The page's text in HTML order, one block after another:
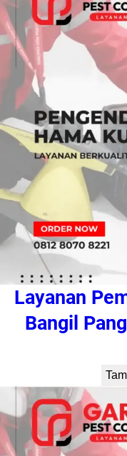
Layanan
Bangil